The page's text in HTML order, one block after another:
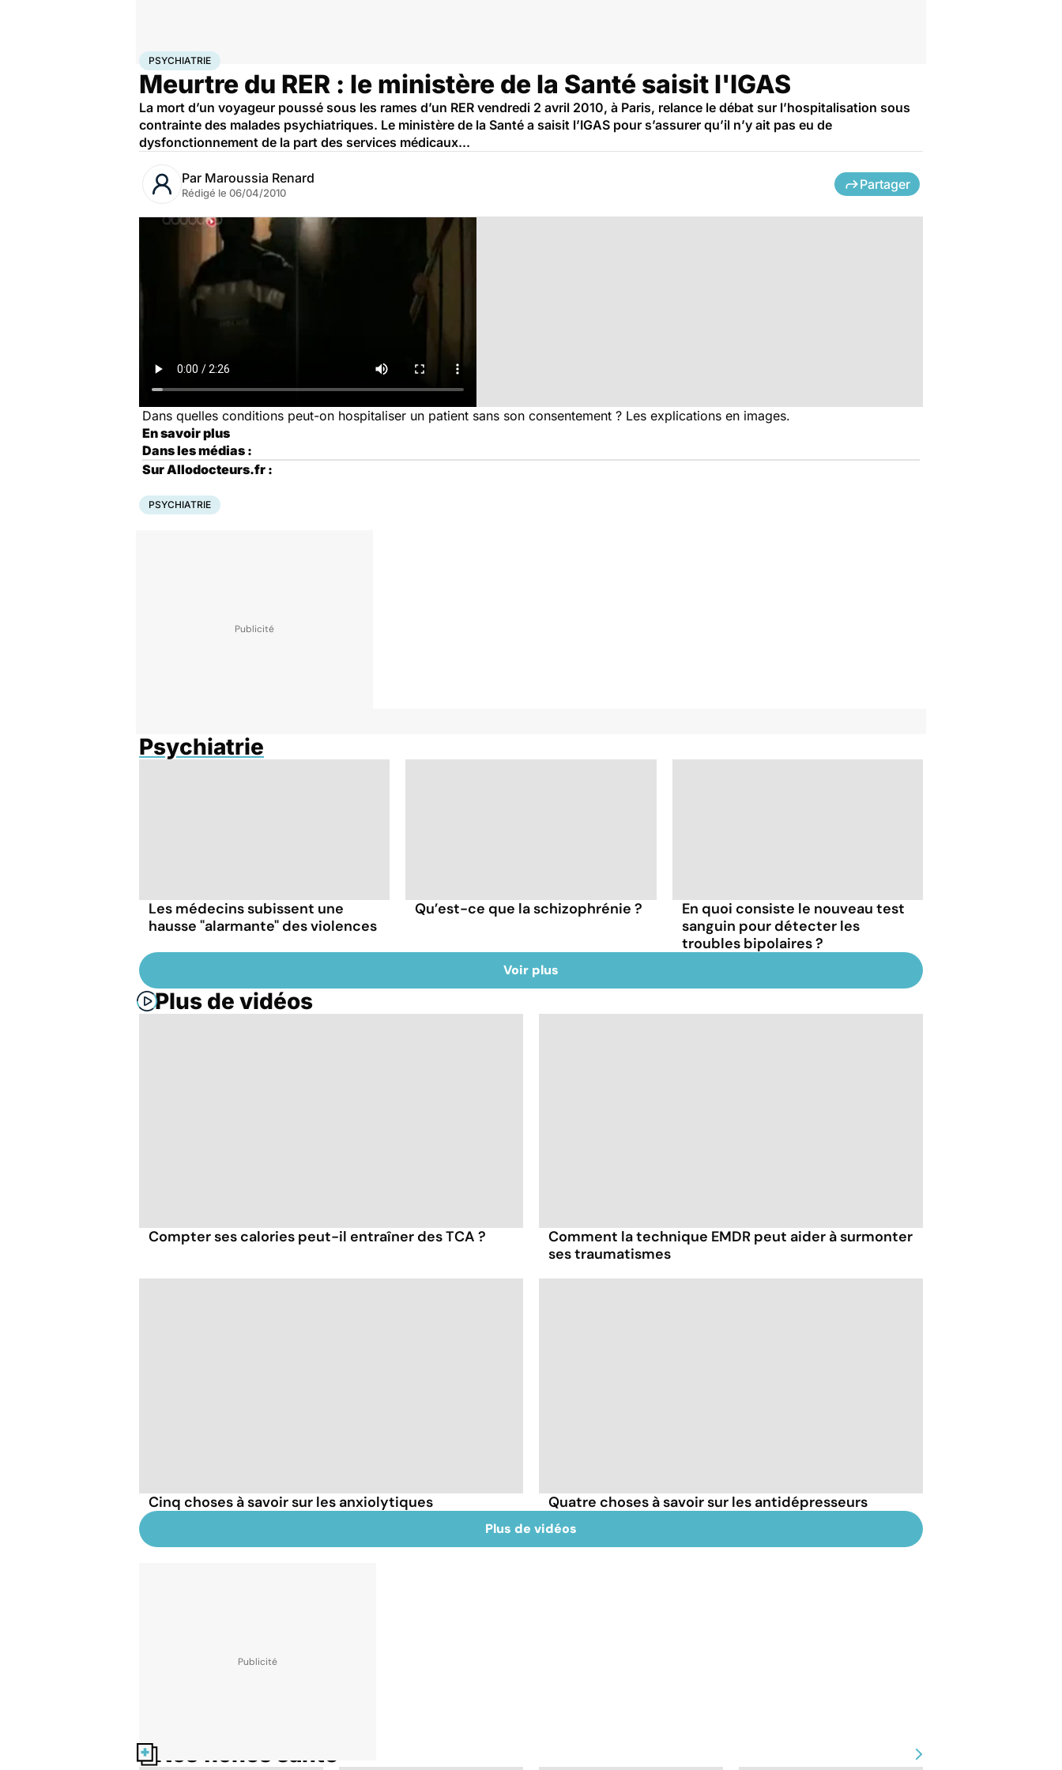
AccueilBien-être Psycho
PSYCHIATRIE
Meurtre du RER : le ministère de la Santé saisit l'IGAS
La mort d’un voyageur poussé sous les rames d’un RER vendredi 2 avril 2010, à Paris, relance le débat sur l’hospitalisation sous
contrainte des malades psychiatriques. Le ministère de la Santé a saisit l’IGAS pour s’assurer qu’il n’y ait pas eu de
dysfonctionnement de la part des services médicaux...
Par Maroussia Renard
Rédigé le 06/04/2010
Partager
Dans quelles conditions peut-on hospitaliser un patient sans son consentement ? Les explications en images.
En savoir plus
Dans les médias :
Sur Allodocteurs.fr :
PSYCHIATRIE
Psychiatrie
Les médecins subissent une
hausse "alarmante" des violences
Qu’est-ce que la schizophrénie ?
En quoi consiste le nouveau test
sanguin pour détecter les
troubles bipolaires ?
Voir plus
Plus de vidéos
Compter ses calories peut-il entraîner des TCA ?
Comment la technique EMDR peut aider à surmonter
ses traumatismes
Cinq choses à savoir sur les anxiolytiques Quatre choses à savoir sur les antidépresseurs
Plus de vidéos
Nos fiches santé